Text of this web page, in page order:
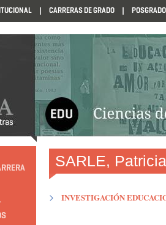
CARRERAS DE GRADO POSGRADO
PROGRAMACION1985
SARLE, Patricia
INVESTIGACIÓN